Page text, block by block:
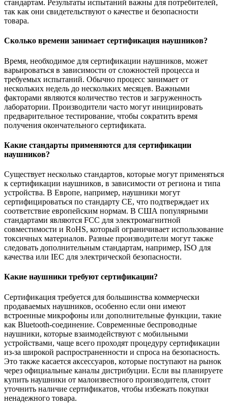
стандартам. Результаты испытаний важны для потребителей,
так как они свидетельствуют о качестве и безопасности
товара.
Сколько времени занимает сертификация наушников?
Время, необходимое для сертификации наушников, может
варьироваться в зависимости от сложностей процесса и
требуемых испытаний. Обычно процесс занимает от
нескольких недель до нескольких месяцев. Важными
факторами являются количество тестов и загруженность
лаборатории. Производители часто могут инициировать
предварительное тестирование, чтобы сократить время
получения окончательного сертификата.
Какие стандарты применяются для сертификации
наушников?
Существует несколько стандартов, которые могут применяться
к сертификации наушников, в зависимости от региона и типа
устройства. В Европе, например, наушники могут
сертифицироваться по стандарту CE, что подтверждает их
соответствие европейским нормам. В США популярными
стандартами являются FCC для электромагнитной
совместимости и RoHS, который ограничивает использование
токсичных материалов. Разные производители могут также
следовать дополнительным стандартам, например, ISO для
качества или IEC для электрической безопасности.
Какие наушники требуют сертификации?
Сертификация требуется для большинства коммерчески
продаваемых наушников, особенно если они имеют
встроенные микрофоны или дополнительные функции, такие
как Bluetooth-соединение. Современные беспроводные
наушники, которые взаимодействуют с мобильными
устройствами, чаще всего проходят процедуру сертификации
из-за широкой распространенности и спроса на безопасность.
Это также касается аксессуаров, которые поступают на рынок
через официальные каналы дистрибуции. Если вы планируете
купить наушники от малоизвестного производителя, стоит
уточнить наличие сертификатов, чтобы избежать покупки
ненадежного товара.